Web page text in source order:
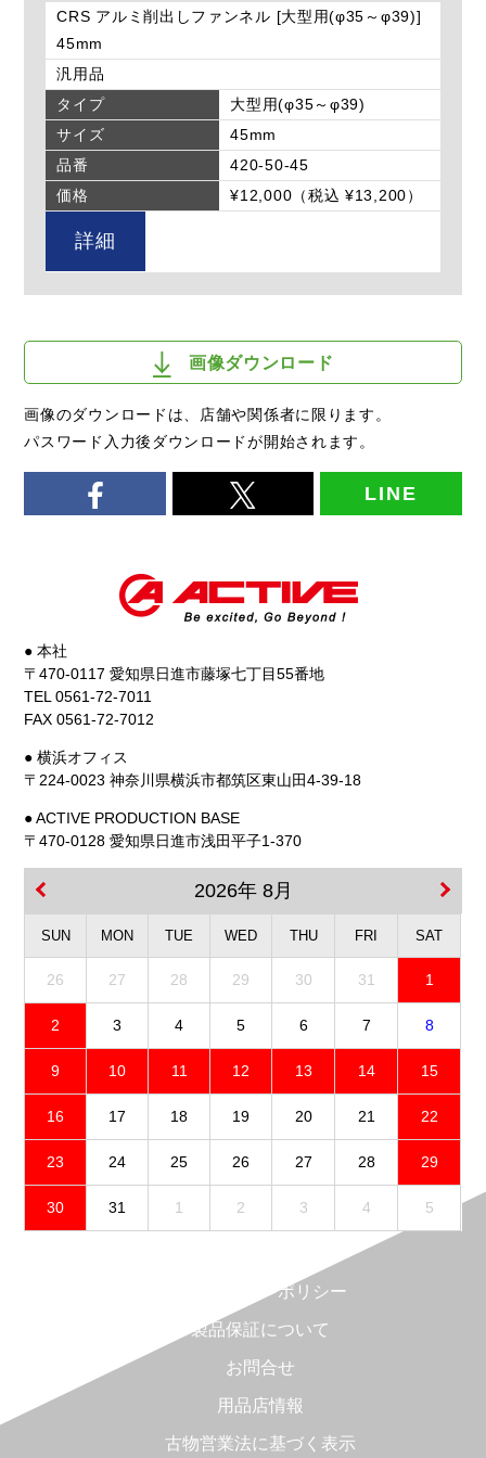
CRS アルミ削出しファンネル [大型用(φ35～φ39)]
45mm
汎用品
タイプ
大型用(φ35～φ39)
サイズ
45mm
品番
420-50-45
価格
¥12,000（税込 ¥13,200）
詳細
画像ダウンロード
画像のダウンロードは、店舗や関係者に限ります。
パスワード入力後ダウンロードが開始されます。
LINE
● 本社
〒470-0117 愛知県日進市藤塚七丁目55番地
TEL 0561-72-7011
FAX 0561-72-7012
● 横浜オフィス
〒224-0023 神奈川県横浜市都筑区東山田4-39-18
● ACTIVE PRODUCTION BASE
〒470-0128 愛知県日進市浅田平子1-370
2026年 8月
SUN MON TUE WED THU FRI SAT
26 27 28 29 30 31 1
2 3 4 5 6 7 8
9 10 11 12 13 14 15
16 17 18 19 20 21 22
23 24 25 26 27 28 29
30 31 1 2 3 4 5
プライバシーポリシー
製品保証について
お問合せ
用品店情報
古物営業法に基づく表示